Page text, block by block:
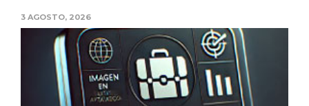
3 AGOSTO, 2026